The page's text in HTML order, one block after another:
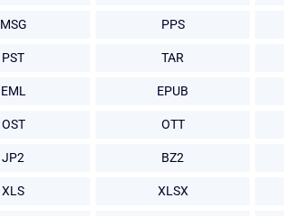
MSG PPS
PST TAR
EML EPUB
OST OTT
JP2 BZ2
XLS XLSX